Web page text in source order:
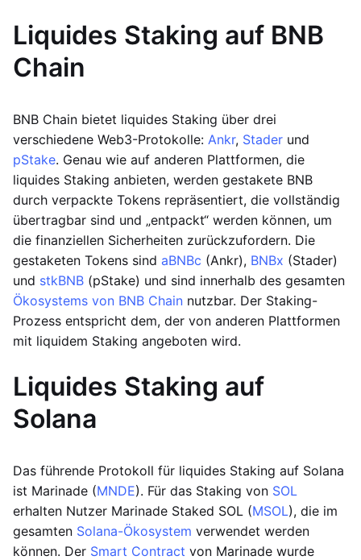
Liquides Staking auf BNB
Chain
BNB Chain bietet liquides Staking über drei
verschiedene Web3-Protokolle: Ankr, Stader und
pStake. Genau wie auf anderen Plattformen, die
liquides Staking anbieten, werden gestakete BNB
durch verpackte Tokens repräsentiert, die vollständig
übertragbar sind und „entpackt“ werden können, um
die finanziellen Sicherheiten zurückzufordern. Die
gestaketen Tokens sind aBNBc (Ankr), BNBx (Stader)
und stkBNB (pStake) und sind innerhalb des gesamten
Ökosystems von BNB Chain nutzbar. Der Staking-
Prozess entspricht dem, der von anderen Plattformen
mit liquidem Staking angeboten wird.
Liquides Staking auf
Solana
Das führende Protokoll für liquides Staking auf Solana
ist Marinade (MNDE). Für das Staking von SOL
erhalten Nutzer Marinade Staked SOL (MSOL), die im
gesamten Solana-Ökosystem verwendet werden
können. Der Smart Contract von Marinade wurde